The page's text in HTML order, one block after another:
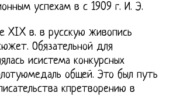
успехам в с 1909 г. И. Э.
XIX в. в русскую живопись
Обязательной для
исистема конкурсных
общей. Это был путь
кпретворению в